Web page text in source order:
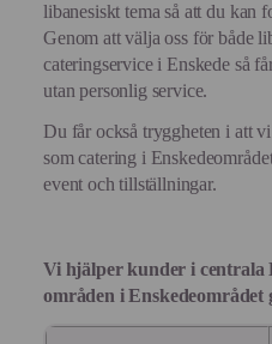
libanesiskt tema så att du kan
Genom att välja oss för både
cateringservice i Enskede så
utan personlig service.
Du får också tryggheten i att
som catering i
event och tillställningar.
Vi hjälper kunder i centrala
områden i Enskedeområdet